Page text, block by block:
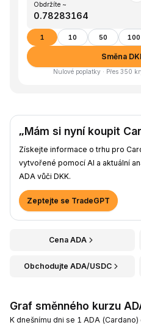
Obdržíte ~
1 10 50 100
Směna
Nulové poplatky · Přes 350
„Mám si nyní koupit
Získejte informace o trhu pro
vytvořené pomocí AI a aktuální
ADA vůči DKK.
Zeptejte se TradeGPT
Cena ADA
Obchodujte ADA/USDC
Graf směnného kurzu
K dnešnímu dni se 1 ADA